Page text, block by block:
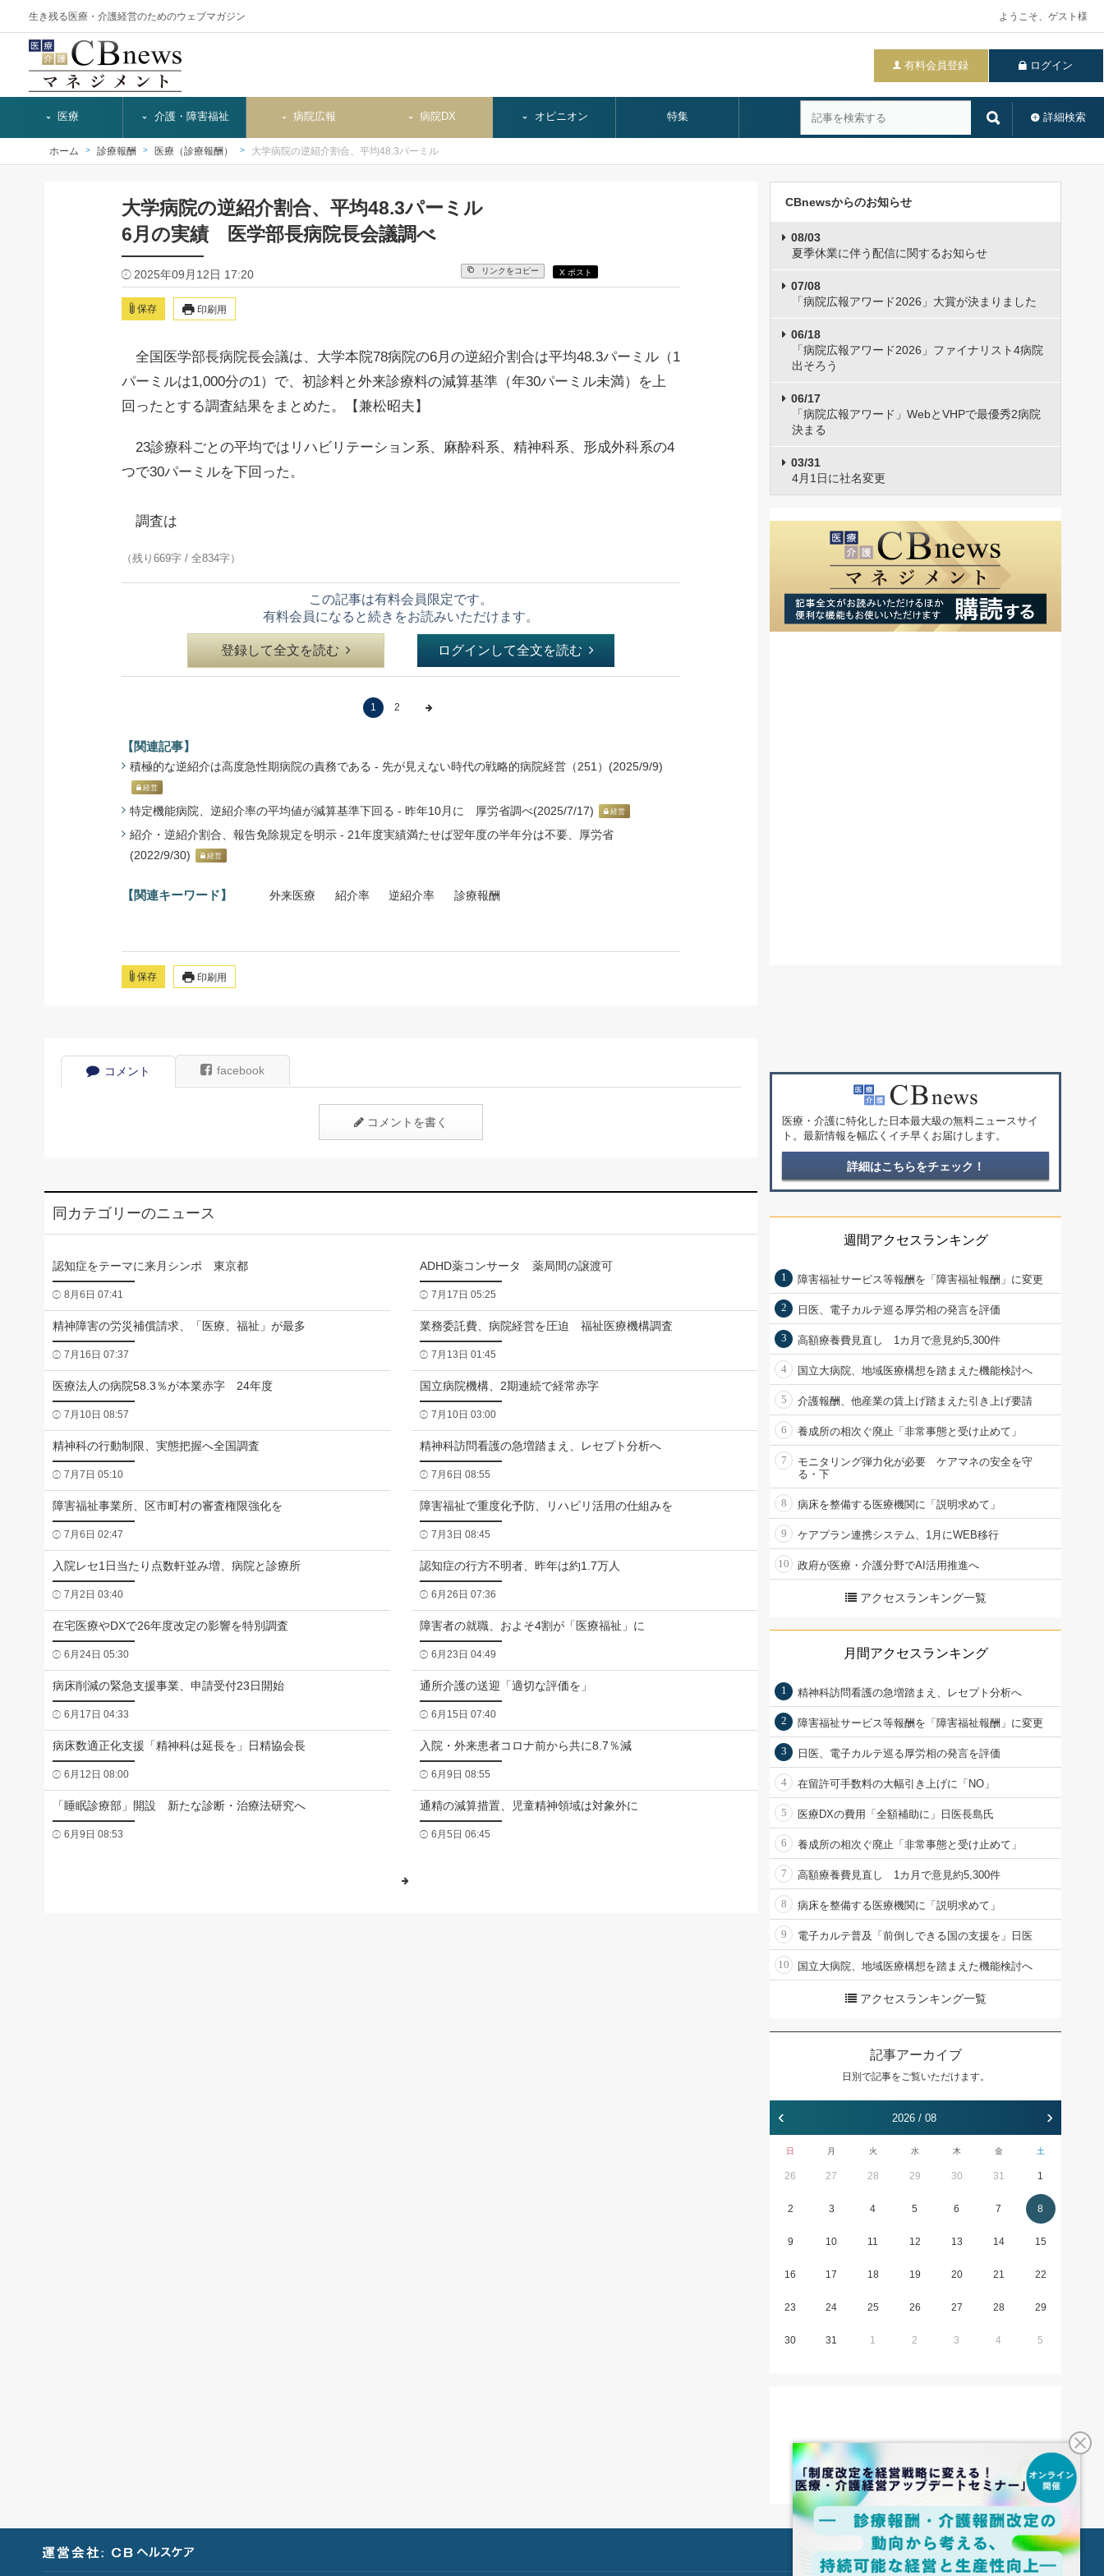
生き残る医療・介護経営のためのウェブマガジン ようこそ、ゲスト様
有料会員登録 ログイン
詳細検索
医療 介護・障害福祉 病院広報 病院DX オピニオン 特集
ホーム 診療報酬 医療（診療報酬） 大学病院の逆紹介割合、平均48.3パーミル
大学病院の逆紹介割合、平均48.3パーミル
6月の実績 医学部長病院長会議調べ
2025年09月12日 17:20 リンクをコピー X ポスト
保存 印刷用
全国医学部長病院長会議は、大学本院78病院の6月の逆紹介割合は平均48.3パーミル（1
パーミルは1,000分の1）で、初診料と外来診療料の減算基準（年30パーミル未満）を上
回ったとする調査結果をまとめた。【兼松昭夫】
23診療科ごとの平均ではリハビリテーション系、麻酔科系、精神科系、形成外科系の4
つで30パーミルを下回った。
調査は
（残り669字 / 全834字）
この記事は有料会員限定です。
有料会員になると続きをお読みいただけます。
登録して全文を読む ログインして全文を読む
1 2
【関連記事】
積極的な逆紹介は高度急性期病院の責務である - 先が見えない時代の戦略的病院経営（251）(2025/9/9)
経営
特定機能病院、逆紹介率の平均値が減算基準下回る - 昨年10月に 厚労省調べ(2025/7/17) 経営
紹介・逆紹介割合、報告免除規定を明示 - 21年度実績満たせば翌年度の半年分は不要、厚労省
(2022/9/30)
経営
【関連キーワード】 外来医療 紹介率 逆紹介率 診療報酬
保存 印刷用
コメント facebook
コメントを書く
同カテゴリーのニュース
認知症をテーマに来月シンポ 東京都
8月6日 07:41
ADHD薬コンサータ 薬局間の譲渡可
7月17日 05:25
精神障害の労災補償請求、「医療、福祉」が最多
7月16日 07:37
業務委託費、病院経営を圧迫 福祉医療機構調査
7月13日 01:45
医療法人の病院58.3％が本業赤字 24年度
7月10日 08:57
国立病院機構、2期連続で経常赤字
7月10日 03:00
精神科の行動制限、実態把握へ全国調査
7月7日 05:10
精神科訪問看護の急増踏まえ、レセプト分析へ
7月6日 08:55
障害福祉事業所、区市町村の審査権限強化を
7月6日 02:47
障害福祉で重度化予防、リハビリ活用の仕組みを
7月3日 08:45
入院レセ1日当たり点数軒並み増、病院と診療所
7月2日 03:40
認知症の行方不明者、昨年は約1.7万人
6月26日 07:36
在宅医療やDXで26年度改定の影響を特別調査
6月24日 05:30
障害者の就職、およそ4割が「医療福祉」に
6月23日 04:49
病床削減の緊急支援事業、申請受付23日開始
6月17日 04:33
通所介護の送迎「適切な評価を」
6月15日 07:40
病床数適正化支援「精神科は延長を」日精協会長
6月12日 08:00
入院・外来患者コロナ前から共に8.7％減
6月9日 08:55
「睡眠診療部」開設 新たな診断・治療法研究へ
6月9日 08:53
通精の減算措置、児童精神領域は対象外に
6月5日 06:45
CBnewsからのお知らせ
08/03
夏季休業に伴う配信に関するお知らせ
07/08
「病院広報アワード2026」大賞が決まりました
06/18
「病院広報アワード2026」ファイナリスト4病院
出そろう
06/17
「病院広報アワード」WebとVHPで最優秀2病院
決まる
03/31
4月1日に社名変更
医療・介護に特化した日本最大級の無料ニュースサイ
ト。最新情報を幅広くイチ早くお届けします。
詳細はこちらをチェック！
週間アクセスランキング
1 障害福祉サービス等報酬を「障害福祉報酬」に変更
2 日医、電子カルテ巡る厚労相の発言を評価
3 高額療養費見直し 1カ月で意見約5,300件
4 国立大病院、地域医療構想を踏まえた機能検討へ
5 介護報酬、他産業の賃上げ踏まえた引き上げ要請
6 養成所の相次ぐ廃止「非常事態と受け止めて」
7
モニタリング弾力化が必要 ケアマネの安全を守
る・下
8 病床を整備する医療機関に「説明求めて」
9 ケアプラン連携システム、1月にWEB移行
10 政府が医療・介護分野でAI活用推進へ
アクセスランキング一覧
月間アクセスランキング
1 精神科訪問看護の急増踏まえ、レセプト分析へ
2 障害福祉サービス等報酬を「障害福祉報酬」に変更
3 日医、電子カルテ巡る厚労相の発言を評価
4 在留許可手数料の大幅引き上げに「NO」
5 医療DXの費用「全額補助に」日医長島氏
6 養成所の相次ぐ廃止「非常事態と受け止めて」
7 高額療養費見直し 1カ月で意見約5,300件
8 病床を整備する医療機関に「説明求めて」
9 電子カルテ普及「前倒しできる国の支援を」日医
10 国立大病院、地域医療構想を踏まえた機能検討へ
アクセスランキング一覧
記事アーカイブ
日別で記事をご覧いただけます。
‹ 2026 / 08 ›
日 月 火 水 木 金 土
26 27 28 29 30 31 1
2 3 4 5 6 7 8
9 10 11 12 13 14 15
16 17 18 19 20 21 22
23 24 25 26 27 28 29
30 31 1 2 3 4 5